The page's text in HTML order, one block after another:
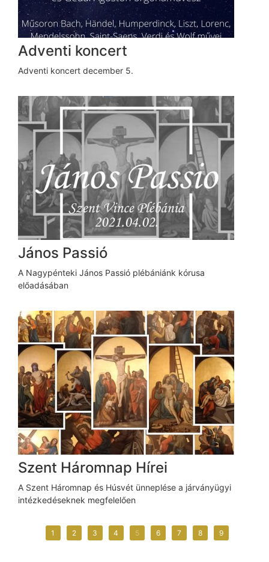
Adventi koncert
Adventi koncert december 5.
János Passió
A Nagypénteki János Passió plébániánk kórusa
előadásában
Szent Háromnap Hírei
A Szent Háromnap és Húsvét ünneplése a járványügyi
intézkedéseknek megfelelően
1 2 3 4 5 6 7 8 9